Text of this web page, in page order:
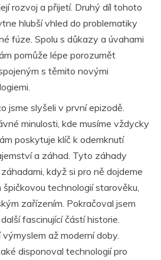
rozvoj a přijetí. Druhý díl tohoto
hlubší vhled do problematiky
fúze. Spolu s důkazy a úvahami
pomůže lépe porozumět
s těmito novými
jsme slyšeli v první epizodě.
minulosti, kde musíme vždycky
poskytuje klíč k odemknutí
a záhad. Tyto záhady
když si pro ně dojdeme
technologií starověku,
zařízením. Pokračoval jsem
fascinující částí historie.
až moderní doby.
disponoval technologií pro